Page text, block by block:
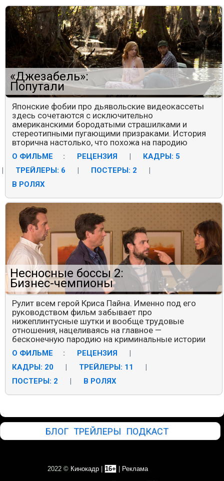
«Джезабель»:
Попутали
Японские фобии про дьявольские видеокассеты
здесь сочетаются с исключительно
американскими бородатыми страшилками и
стереотипными пугающими призраками. История
вторична настолько, что похожа на пародию
О ФИЛЬМЕ : РЕЦЕНЗИЯ |
КАДРЫ: 5
|
ТРЕЙЛЕРЫ: 6 | ПОСТЕРЫ: 2
|
В РОЛЯХ
Несносные боссы 2:
Бизнес-чемпионы
Рулит всем герой Криса Пайна. Именно под его
руководством фильм забывает про
нижеплинтусные шутки и вообще трудовые
отношения, нацеливаясь на главное —
бесконечную пародию на криминальные истории
О ФИЛЬМЕ : РЕЦЕНЗИЯ
|
КАДРЫ: 20
| ТРЕЙЛЕРЫ: 11
|
ПОСТЕРЫ: 2
| В РОЛЯХ
БЛОГ ТРЕЙЛЕРЫ ПОДКАСТ
2022 © Кинокадр 16+ Реклама